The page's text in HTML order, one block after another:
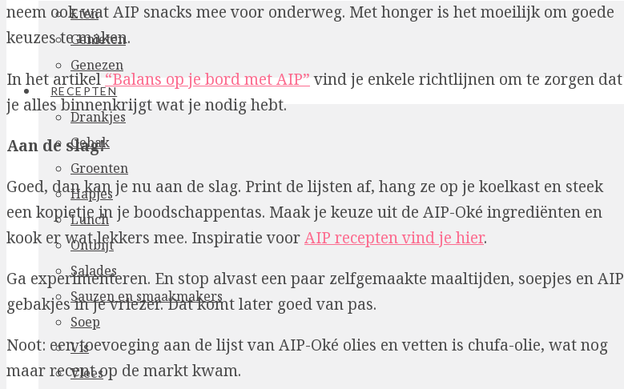
Eten
Genieten
Genezen
RECEPTEN
Drankjes
Gebak
Groenten
Hapjes
Lunch
Ontbijt
Salades
Sauzen en smaakmakers
Soep
Vis
Vlees
neem ook wat AIP snacks mee voor onderweg. Met honger is het moeilijk om goede
keuzes te maken.
In het artikel“Balans op je bord met AIP”vind je enkele richtlijnen om te zorgen dat
je alles binnenkrijgt wat je nodig hebt.
Aan de slag!
Goed, dan kan je nu aan de slag. Print de lijsten af, hang ze op je koelkast en steek
een kopietje in je boodschappentas. Maak je keuze uit de AIP-Oké ingrediënten en
kook er wat lekkers mee. Inspiratie voorAIP recepten vind je hier.
Ga experimenteren. En stop alvast een paar zelfgemaakte maaltijden, soepjes en AIP
gebakjes in je vriezer. Dat komt later goed van pas.
Noot: een toevoeging aan de lijst van AIP-Oké olies en vetten is chufa-olie, wat nog
maar recent op de markt kwam.